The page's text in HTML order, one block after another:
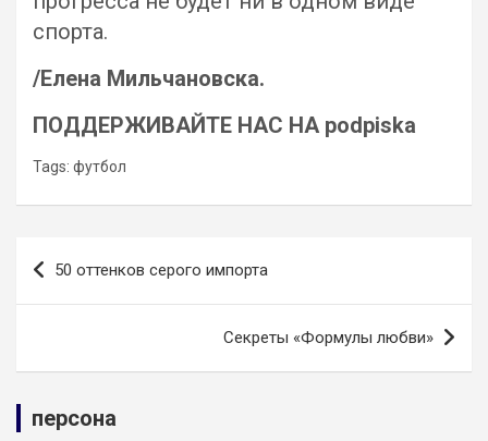
спорта.
/Елена Мильчановска.
ПОДДЕРЖИВАЙТЕ НАС НА podpiska
Tags: футбол
Навигация
по
50 оттенков серого импорта
Секреты «Формулы любви»
персона